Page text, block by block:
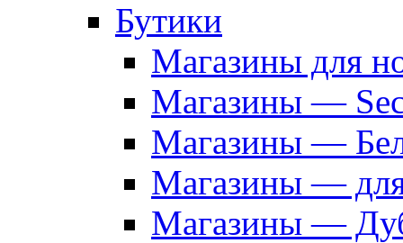
Бутики
Магазины для
Магазины —
Магазины —
Магазины —
Магазины —